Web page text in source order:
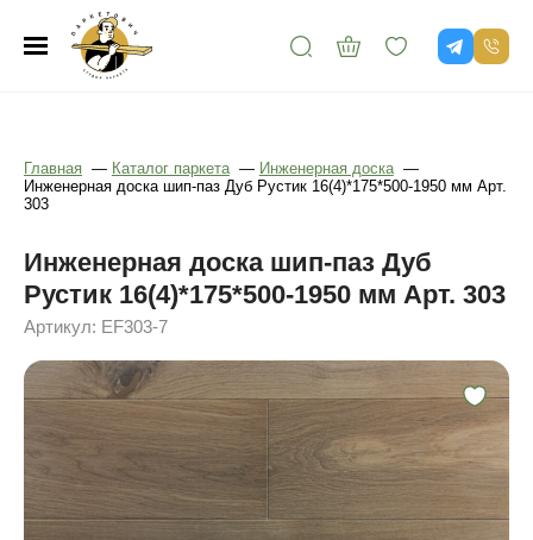
Главная — Каталог паркета — Инженерная доска —
Инженерная доска шип-паз Дуб Рустик 16(4)*175*500-1950 мм Арт.
303
Инженерная доска шип-паз Дуб
Рустик 16(4)*175*500-1950 мм Арт. 303
Артикул: EF303-7